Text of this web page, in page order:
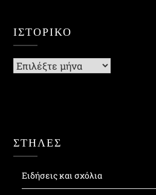
ΙΣΤΟΡΙΚΌ
Ιστορικό
ΣΤΗΛΕΣ
Ειδήσεις και σχόλια